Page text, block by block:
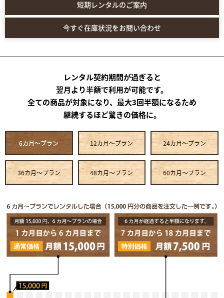
短期レンタルのご案内
今すぐ在庫状況をお問い合わせ
レンタル契約期間が過ぎると
翌月より半額で利用が可能です。
全ての商品が対象になり、最大3回半額になるため
継続するほど驚きの価格に。
6カ月～プラン 12カ月～プラン 24カ月～プラン
36カ月～プラン 48カ月～プラン 60カ月～プラン